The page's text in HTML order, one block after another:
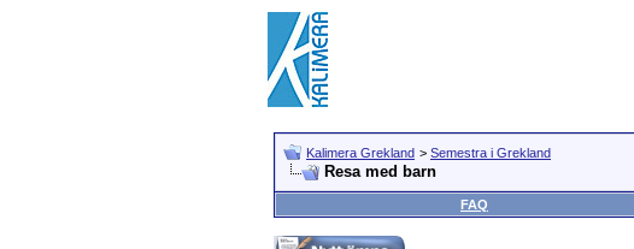
Kalimera Grekland > Semestra i Grekland
Resa med barn
FAQ